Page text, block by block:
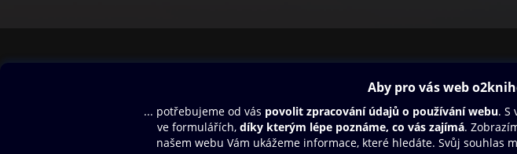
Aplikace a hry
SMS/MMS Info
Blog
Dárkový poukaz
Nápověda
Oneplay Originály
Sport